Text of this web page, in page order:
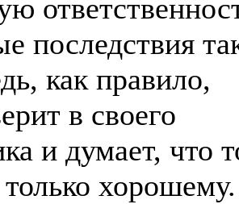
последствия
как правило,
в своего
и думает, что
хорошему.